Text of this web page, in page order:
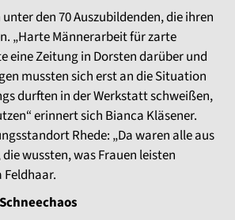
den 70 Auszubildenden, die ihren
„Harte Männerarbeit für zarte
eine Zeitung in Dorsten darüber und
mussten sich erst an die Situation
durften in der Werkstatt schweißen,
erinnert sich Bianca Kläsener.
Rhede: „Da waren alle aus
wussten, was Frauen leisten
Feldhaar.